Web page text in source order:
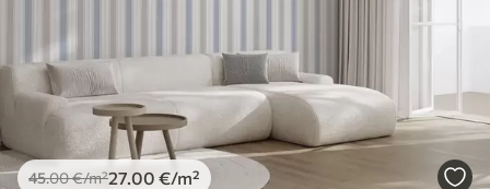
45.00€/m²27.00 €/m²